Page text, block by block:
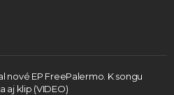
nové EP FreePalermo. K songu
aj klip (VIDEO)